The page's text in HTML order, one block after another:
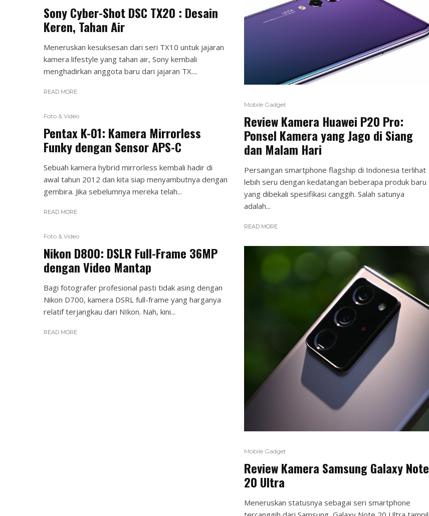
Sony Cyber-Shot DSC TX20 : Desain
Keren, Tahan Air
Meneruskan kesuksesan dari seri TX10 untuk jajaran
kamera lifestyle yang tahan air, Sony kembali
menghadirkan anggota baru dari jajaran TX....
READ MORE
Foto & Video
Pentax K-01: Kamera Mirrorless
Funky dengan Sensor APS-C
Sebuah kamera hybrid mirrorless kembali hadir di
awal tahun 2012 dan kita siap menyambutnya dengan
gembira. Jika sebelumnya mereka telah...
READ MORE
Foto & Video
Nikon D800: DSLR Full-Frame 36MP
dengan Video Mantap
Bagi fotografer profesional pasti tidak asing dengan
Nikon D700, kamera DSRL full-frame yang harganya
relatif terjangkau dari NIkon. Nah, kini...
READ MORE
Mobile Gadget
Review Kamera Huawei P20 Pro:
Ponsel Kamera yang Jago di Siang
dan Malam Hari
Persaingan smartphone flagship di Indonesia terlihat
lebih seru dengan kedatangan beberapa produk baru
yang dibekali spesifikasi canggih. Salah satunya
adalah...
READ MORE
Mobile Gadget
Review Kamera Samsung Galaxy Note
20 Ultra
Meneruskan statusnya sebagai seri smartphone